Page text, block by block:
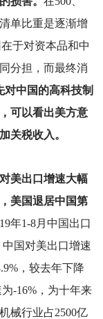
单比重是逐渐增
于对资本品和中
分担，而最终消
对中国的高科技制
可以看出美方意
关税收入。
美出口增速大幅
美国退居中国第
年1-8月中国出口
国对美出口增速
，较去年下降
-16%，为十年来
械行业占2500亿